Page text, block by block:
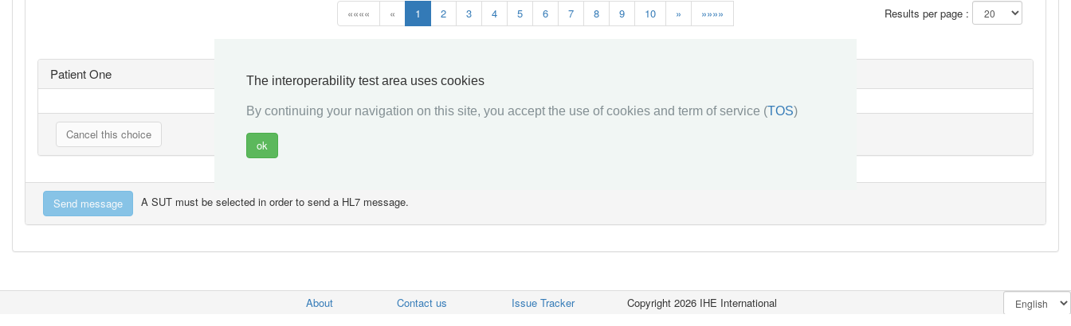
«««« « 1 2 3 4 5 6 7 8 9 10 » »»»» Results per page :
Patient One
A SUT must be selected in order to send a HL7 message.
The interoperability test area uses cookies
By continuing your navigation on this site, you accept the use of cookies and term of service (TOS)
About Contact us Issue Tracker Copyright 2026 IHE International